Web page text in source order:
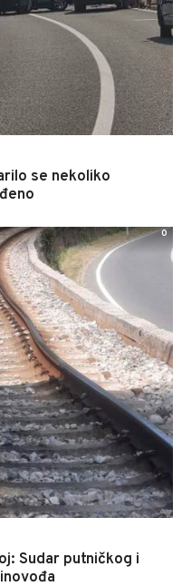
se nekoliko
Sudar putničkog i
0